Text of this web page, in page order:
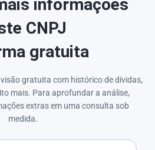
informações
CNPJ
gratuita
gratuita com histórico de dívidas,
mais. Para aprofundar a análise,
extras em uma consulta sob
medida.